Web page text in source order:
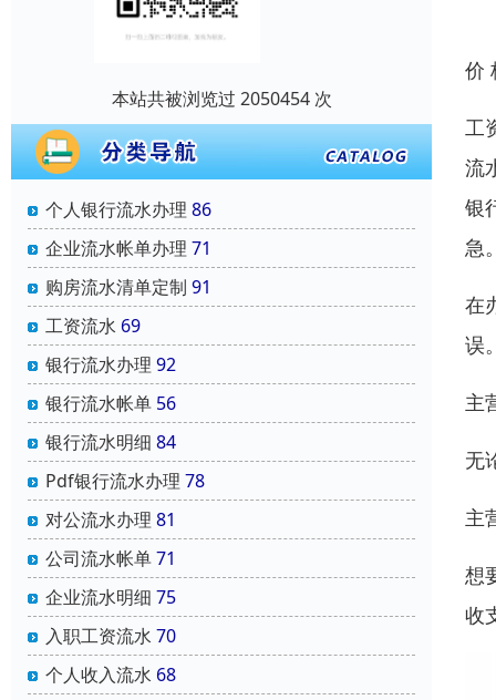
本站共被浏览过 2050454 次
个人银行流水办理 86
企业流水帐单办理 71
购房流水清单定制 91
工资流水 69
银行流水办理 92
银行流水帐单 56
银行流水明细 84
Pdf银行流水办理 78
对公流水办理 81
公司流水帐单71
企业流水明细 75
入职工资流水 70
个人收入流水 68
价
工
流
银
急
在
误
主
无
主
想
收